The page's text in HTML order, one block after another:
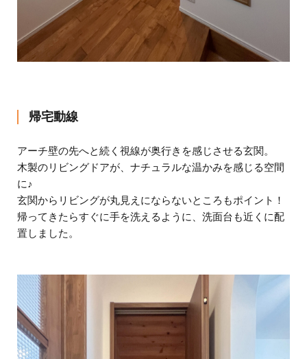
帰宅動線
アーチ壁の先へと続く視線が奥行きを感じさせる玄関。
木製のリビングドアが、ナチュラルな温かみを感じる空間
に♪
玄関からリビングが丸見えにならないところもポイント！
帰ってきたらすぐに手を洗えるように、洗面台も近くに配
置しました。